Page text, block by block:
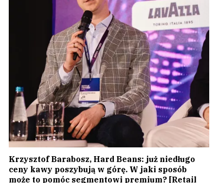
Krzysztof Barabosz, Hard Beans: już niedługo
ceny kawy poszybują w górę. W jaki sposób
może to pomóc segmentowi premium? [Retail